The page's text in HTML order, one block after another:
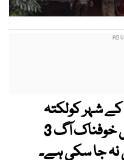
شہر کولکتہ
میں گوداموں میں لگنے والی خوفناک آگ 3
نہ جا سکی ہے۔